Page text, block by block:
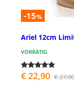
-15%
Ariel 12cm
VORRÄTIG
€ 22,90 € 27,00